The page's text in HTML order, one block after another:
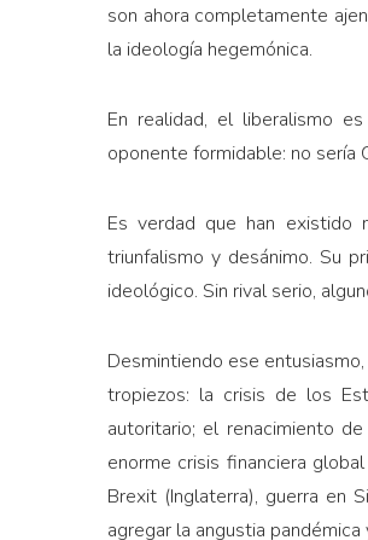
son ahora completamente
la ideología hegemónica.
En realidad, el liberalismo
oponente formidable: no sería
Es verdad que han existido
triunfalismo y desánimo. Su
ideológico. Sin rival serio,
Desmintiendo ese
tropiezos: la crisis de los
autoritario; el renacimiento
enorme crisis finan­ciera
Brexit (Inglaterra), guerra en
agregar la angustia